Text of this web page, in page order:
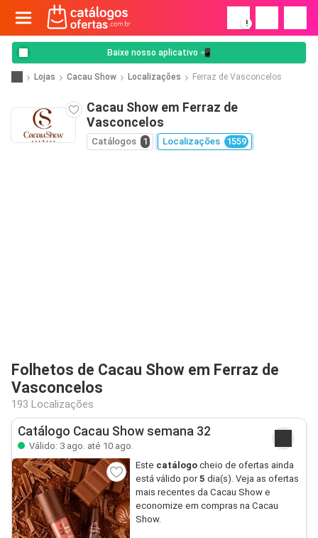
!
Baixe nosso aplicativo 📲
Lojas Cacau Show Localizações Ferraz de Vasconcelos
Cacau Show em Ferraz de
Vasconcelos
Catálogos 1 Localizações 1559
Folhetos de Cacau Show em Ferraz de
Vasconcelos
193 Localizações
Catálogo Cacau Show semana 32
Válido: 3 ago. até 10 ago.
Este catálogocheio de ofertas ainda
está válido por5 dia(s). Veja as ofertas
mais recentes da Cacau Show e
economize em compras na Cacau
Show.